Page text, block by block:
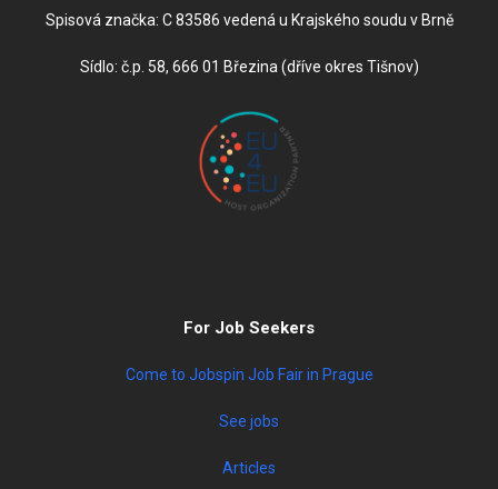
Spisová značka: C 83586 vedená u Krajského soudu v Brně
Sídlo: č.p. 58, 666 01 Březina (dříve okres Tišnov)
For Job Seekers
Come to Jobspin Job Fair in Prague
See jobs
Articles